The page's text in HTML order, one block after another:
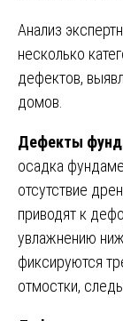
Анализ
несколько
дефектов,
домов.
Дефекты
осадка
отсутствие
приводят к
увлажнению
фиксируются
отмостки,